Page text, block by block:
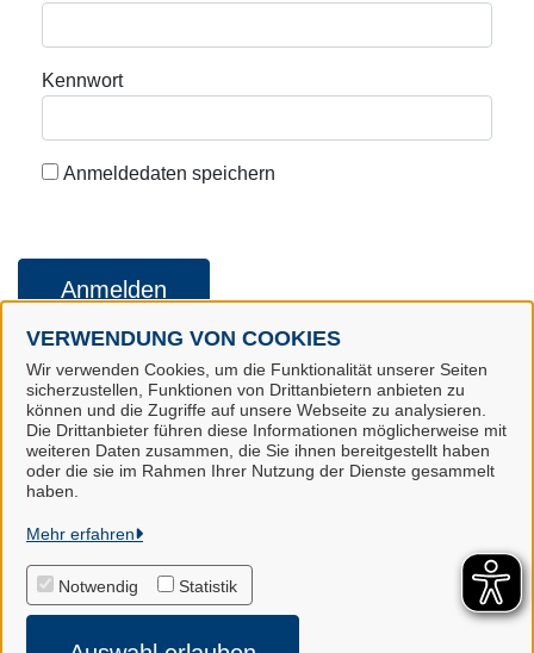
VERWENDUNG VON COOKIES
Wir verwenden Cookies, um die Funktionalität unserer Seiten
sicherzustellen, Funktionen von Drittanbietern anbieten zu
können und die Zugriffe auf unsere Webseite zu analysieren.
Die Drittanbieter führen diese Informationen möglicherweise mit
weiteren Daten zusammen, die Sie ihnen bereitgestellt haben
oder die sie im Rahmen Ihrer Nutzung der Dienste gesammelt
haben.
Mehr erfahren
Notwendig Statistik
Kennwort
Anmeldedaten speichern
Anmelden
Konto erstellen Kennwort vergessen
Landkreis Harburg
Alle Rechte vorbehalten